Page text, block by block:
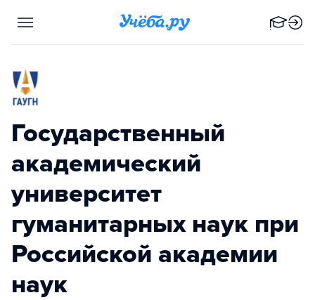
Государственный
академический
университет
гуманитарных наук при
Российской академии
наук